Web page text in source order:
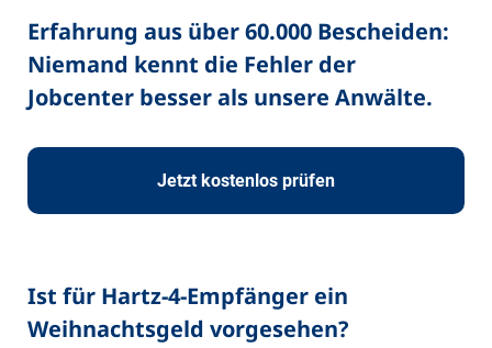
Erfahrung aus über 60.000 Bescheiden:
Niemand kennt die Fehler der
Jobcenter besser als unsere Anwälte.
Jetzt kostenlos prüfen
Ist für Hartz-4-Empfänger ein
Weihnachtsgeld vorgesehen?